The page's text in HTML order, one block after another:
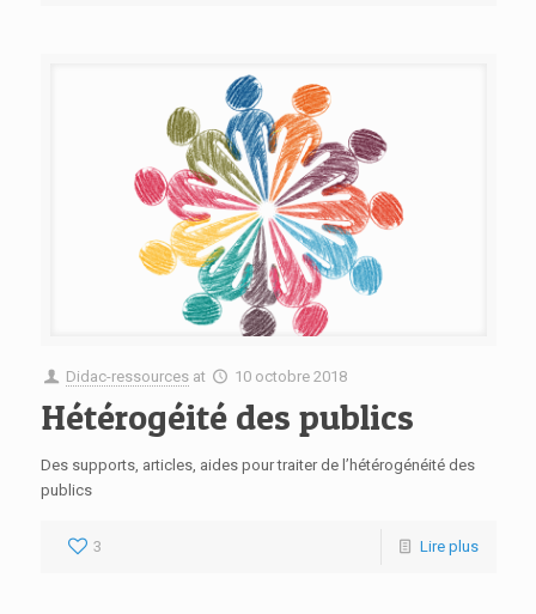
Didac-ressources at 10 octobre 2018
Hétérogéité des publics
Des supports, articles, aides pour traiter de l’hétérogénéité des
publics
3 Lire plus